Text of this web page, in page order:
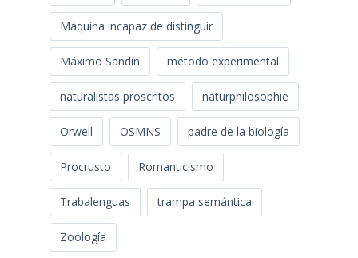
Máquina incapaz de distinguir
Máximo Sandín método experimental
naturalistas proscritos naturphilosophie
Orwell OSMNS padre de la biología
Procrusto Romanticismo
Trabalenguas trampa semántica
Zoología